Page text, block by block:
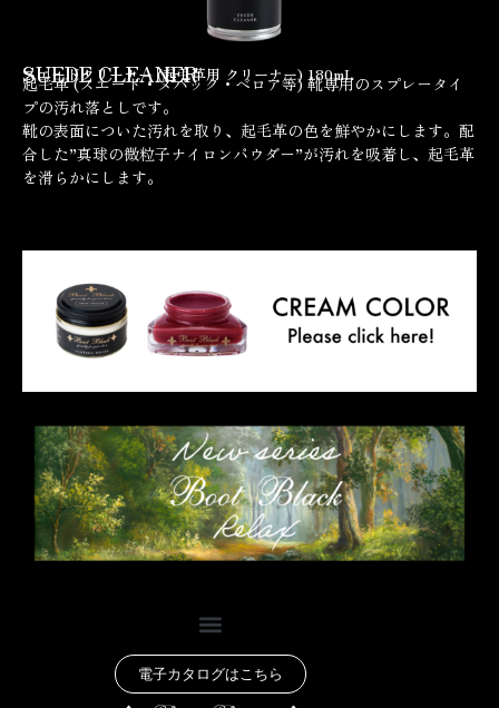
SUEDE CLEANER
スエードクリーナー (起毛革用 クリーナー) 180mL
起毛革 (スエード・ヌバック・ベロア等) 靴専用のスプレータイ
プの汚れ落としです。
靴の表面についた汚れを取り、起毛革の色を鮮やかにします。配
合した”真球の微粒子ナイロンパウダー”が汚れを吸着し、起毛革
を滑らかにします。
電子カタログはこちら